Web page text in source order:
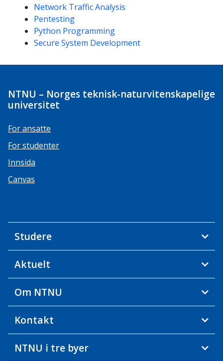
Network Traffic Analysis
Pentesting
Python Programming
Secure System Development
NTNU – Norges teknisk-naturvitenskapelige
universitet
For ansatte
For studenter
Innsida
Canvas
Studere
Aktuelt
Om NTNU
Kontakt
NTNU i tre byer